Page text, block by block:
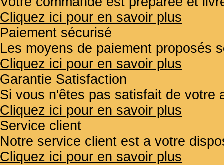
Cliquez ici pour en savoir plus
Paiement sécurisé
Les moyens de paiement proposés
Cliquez ici pour en savoir plus
Garantie Satisfaction
Si vous n'êtes pas satisfait de votre
Cliquez ici pour en savoir plus
Service client
Notre service client est a votre
Cliquez ici pour en savoir plus